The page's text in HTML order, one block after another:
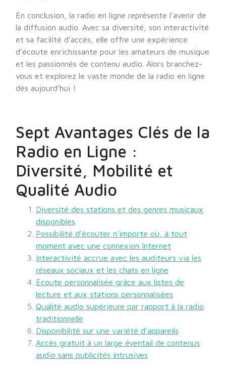
En conclusion, la radio en ligne représente l’avenir de
la diffusion audio. Avec sa diversité, son interactivité
et sa facilité d’accès, elle offre une expérience
d’écoute enrichissante pour les amateurs de musique
et les passionnés de contenu audio. Alors branchez-
vous et explorez le vaste monde de la radio en ligne
dès aujourd’hui !
Sept Avantages Clés de la
Radio en Ligne :
Diversité, Mobilité et
Qualité Audio
Diversité des stations et des genres musicaux
disponibles
Possibilité d’écouter n’importe où, à tout
moment avec une connexion Internet
Interactivité accrue avec les auditeurs via les
réseaux sociaux et les chats en ligne
Écoute personnalisée grâce aux listes de
lecture et aux stations personnalisées
Qualité audio supérieure par rapport à la radio
traditionnelle
Disponibilité sur une variété d’appareils
Accès gratuit à un large éventail de contenus
audio sans publicités intrusives